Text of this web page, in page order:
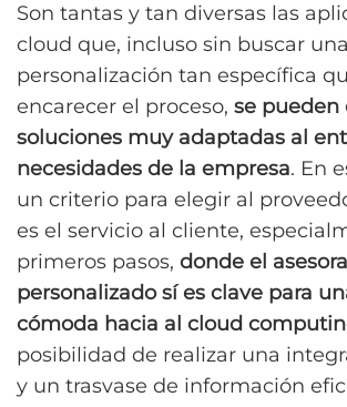
Son tantas y tan diversas las
cloud que, incluso sin buscar una
personalización tan específica
encarecer el proceso, se pueden
soluciones muy adaptadas al
necesidades de la empresa. En
un criterio para elegir al
es el servicio al cliente,
primeros pasos, donde el
personalizado sí es clave para
cómoda hacia al cloud
posibilidad de realizar una
y un trasvase de información